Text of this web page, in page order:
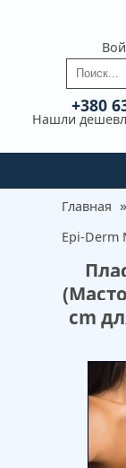
Нашли
+380
Главная »
Epi-Derm
cm